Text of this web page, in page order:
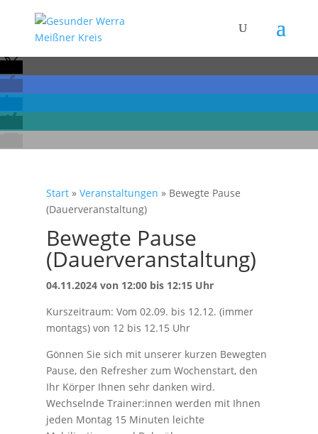
Start » Veranstaltungen » Bewegte Pause
(Dauerveranstaltung)
Bewegte Pause
(Dauerveranstaltung)
04.11.2024 von 12:00 bis 12:15 Uhr
Kurszeitraum: Vom 02.09. bis 12.12. (immer
montags) von 12 bis 12.15 Uhr
Gönnen Sie sich mit unserer kurzen Bewegten
Pause, den Refresher zum Wochenstart, den
Ihr Körper Ihnen sehr danken wird.
Wechselnde Trainer:innen werden mit Ihnen
jeden Montag 15 Minuten leichte